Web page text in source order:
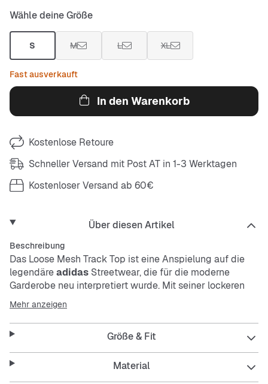
Wähle deine Größe
S M L XL
Fast ausverkauft
In den Warenkorb
Kostenlose Retoure
Schneller Versand mit Post AT in 1-3 Werktagen
Kostenloser Versand ab 60€
Über diesen Artikel
Beschreibung
Das Loose Mesh Track Top ist eine Anspielung auf die
legendäreadidas Streetwear, die für die moderne
Garderobe neu interpretiert wurde. Mit seiner lockeren
Passform und dem Bomberausschnitt bietet dieses
Oberteil eine entspannte und dennoch stilvolle
Silhouette, die mühelos jedes lässige Ensemble
ergänzt.Die Mock-Eyelet-Konstruktion sorgt für Struktur
und Atmungsaktivität, während der durchgehende
Reißverschluss ein einfaches Layering ermöglicht. Egal,
Mehr anzeigen
Größe & Fit
Material